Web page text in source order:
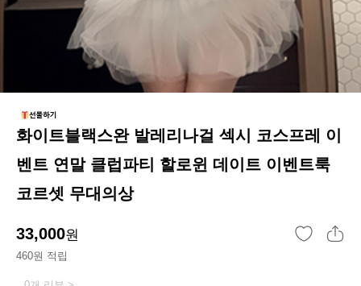
화이트블랙스완 발레리나걸 섹시 코스프레 이
벤트 연말 클럽파티 할로윈 데이트 이벤트룩
코르셋 무대의상
33,000원
460원 적립